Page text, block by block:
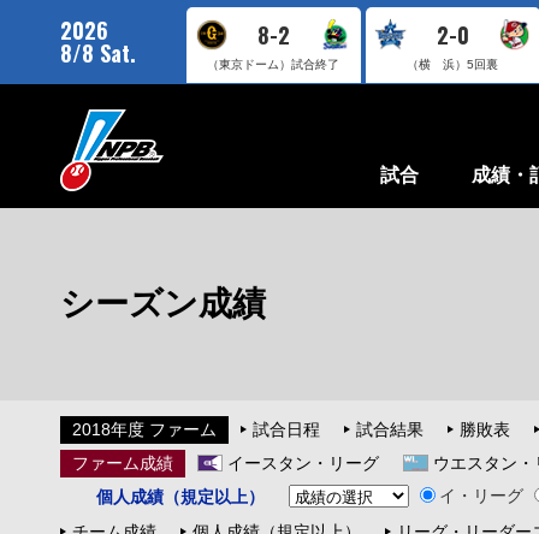
2026
8/8 Sat.
8-2
（東京ドーム）試合終了
2-0
（横 浜）5回裏
試合 成績・
シーズン成績
2018年度 ファーム 試合日程 試合結果
勝敗表
ファーム成績
イースタン・リーグ
ウエスタン・
個人成績（規定以上）
イ・リーグ